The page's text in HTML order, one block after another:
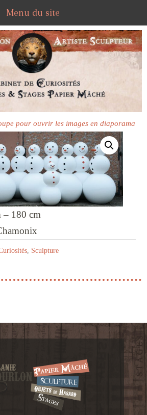
pour ouvrir les images en diaporama
– 180 cm
, Sculpture
Menu du site